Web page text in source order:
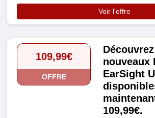
Voir l'offre
109,99€
OFFRE
nouveaux
EarSight
109,99€.